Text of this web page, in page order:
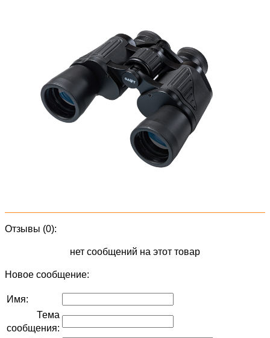
Отзывы (0):
нет сообщений на этот товар
Новое сообщение:
Имя:
Тема
сообщения: